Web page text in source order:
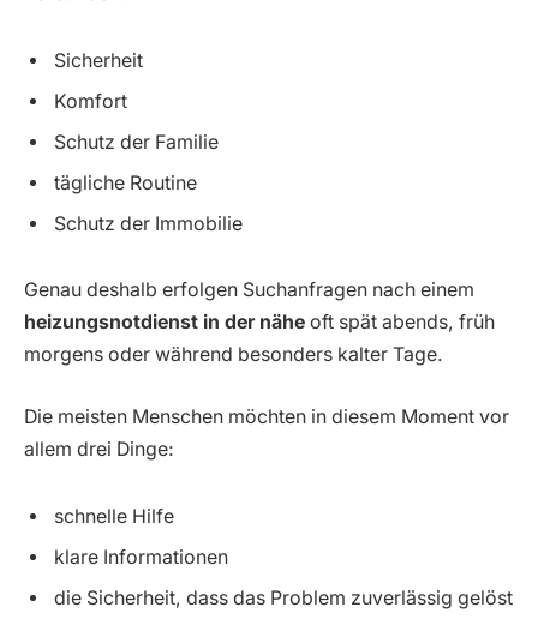
Sicherheit
Komfort
Schutz der Familie
tägliche Routine
Schutz der Immobilie
Genau deshalb erfolgen Suchanfragen nach einem
heizungsnotdienst in der nähe oft spät abends, früh
morgens oder während besonders kalter Tage.
Die meisten Menschen möchten in diesem Moment vor
allem drei Dinge:
schnelle Hilfe
klare Informationen
die Sicherheit, dass das Problem zuverlässig gelöst